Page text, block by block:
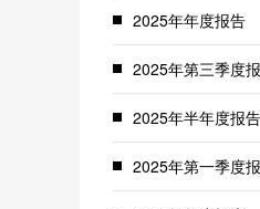
2025年年度报告
2025年第三季度
2025年半年度报告
2025年第一季度